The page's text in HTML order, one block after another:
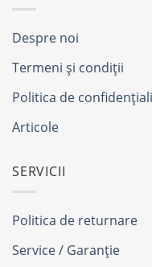
Despre noi
Termeni și condiții
Politica de
Articole
SERVICII
Politica de returnare
Service / Garanție